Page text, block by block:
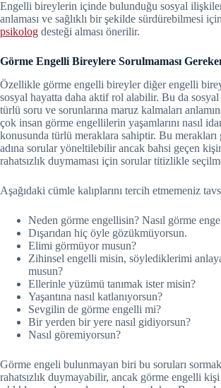
Engelli bireylerin içinde bulunduğu sosyal
anlaması ve sağlıklı bir şekilde sürdürebilmesi
psikolog desteği alması önerilir.
Görme Engelli Bireylere Sorulmaması
Özellikle görme engelli bireyler diğer engelli
sosyal hayatta daha aktif rol alabilir. Bu da sosyal
türlü soru ve sorunlarına maruz kalmaları
çok insan görme engellilerin yaşamlarını nasıl
konusunda türlü meraklara sahiptir. Bu merakları
adına sorular yöneltilebilir ancak bahsi geçen
rahatsızlık duymaması için sorular titizlikle
Aşağıdaki cümle kalıplarını tercih etmemeniz
Neden görme engellisin? Nasıl görme
Dışarıdan hiç öyle gözükmüyorsun.
Elimi görmüyor musun?
Zihinsel engelli misin, söylediklerimi
musun?
Ellerinle yüzümü tanımak ister misin?
Yaşantına nasıl katlanıyorsun?
Sevgilin de görme engelli mi?
Bir yerden bir yere nasıl gidiyorsun?
Nasıl göremiyorsun?
Görme engeli bulunmayan biri bu soruları
rahatsızlık duymayabilir, ancak görme engelli kişi